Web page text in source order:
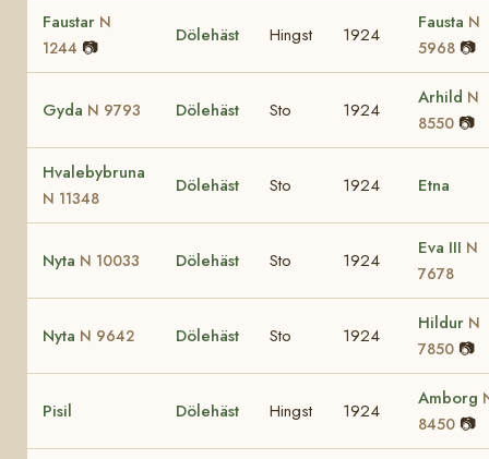
Faustar N
1244 📷
Dölehäst Hingst 1924
Fausta N
5968 📷
Gyda N 9793 Dölehäst Sto 1924
Arhild N
8550 📷
Hvalebybruna
N 11348
Dölehäst Sto 1924 Etna
Nyta N 10033 Dölehäst Sto 1924
Eva III N
7678
Nyta N 9642 Dölehäst Sto 1924
Hildur N
7850 📷
Pisil Dölehäst Hingst 1924
Amborg
8450 📷